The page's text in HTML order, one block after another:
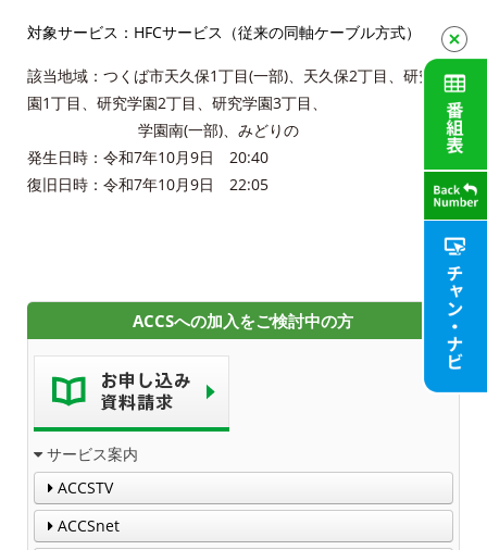
対象サービス：HFCサービス（従来の同軸ケーブル方式）
該当地域：つくば市天久保1丁目(一部)、天久保2丁目、研究学
園1丁目、研究学園2丁目、研究学園3丁目、
学園南(一部)、みどりの
発生日時：令和7年10月9日 20:40
復旧日時：令和7年10月9日 22:05
ACCSへの加入をご検討中の方
サービス案内
ACCSTV
ACCSnet
ごあいさつ
沿革
ＡＣＣＳ40年のあゆみ
法人情報
個人情報保護方針
人材募集
Service guidance (in English)